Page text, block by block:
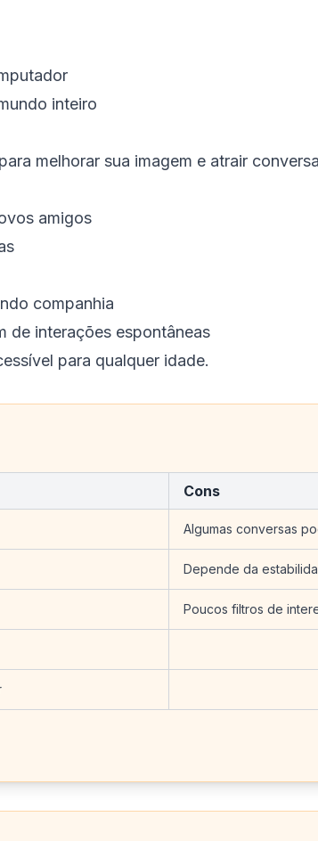
inteiro
melhorar sua imagem e atrair
amigos
companhia
de interações espontâneas
para qualquer idade.
Cons
Algumas conversas
Depende da
Poucos filtros de